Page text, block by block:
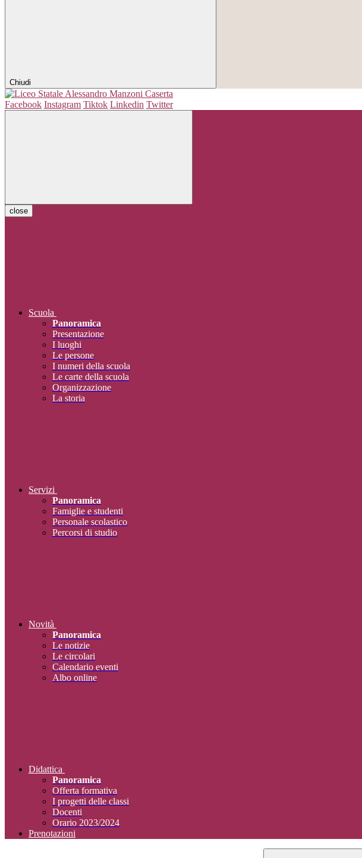
Chiudi
Facebook Instagram Tiktok Linkedin Twitter
close
Scuola
Panoramica
Presentazione
I luoghi
Le persone
I numeri della scuola
Le carte della scuola
Organizzazione
La storia
Servizi
Panoramica
Famiglie e studenti
Personale scolastico
Percorsi di studio
Novità
Panoramica
Le notizie
Le circolari
Calendario eventi
Albo online
Didattica
Panoramica
Offerta formativa
I progetti delle classi
Docenti
Orario 2023/2024
Prenotazioni